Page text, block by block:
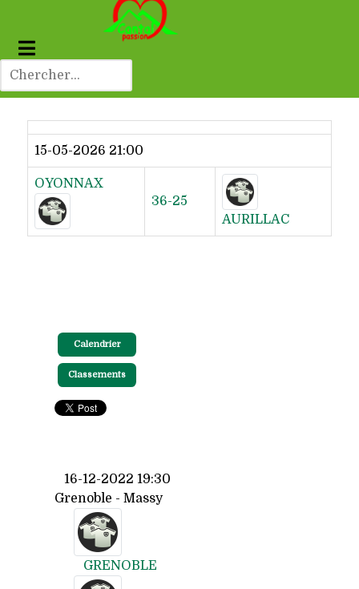
Dernier résultat
15-05-2026 21:00
OYONNAX
36-25
AURILLAC
Calendrier
Classements
16-12-2022 19:30
Grenoble - Massy
GRENOBLE